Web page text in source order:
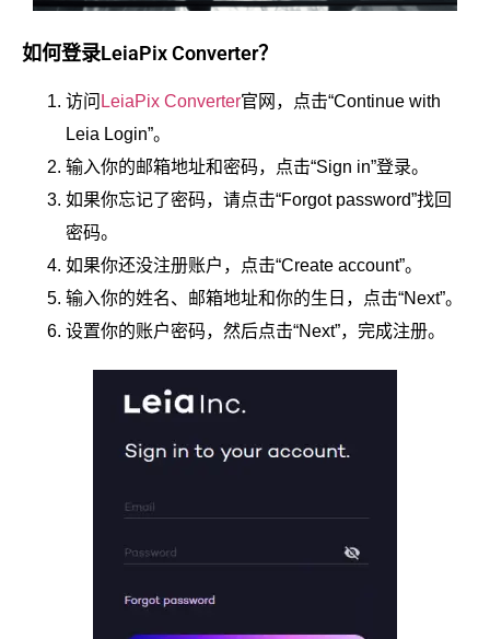
如何登录LeiaPix Converter？
访问 LeiaPix Converter官网，点击“Continue with
Leia Login”。
输入你的邮箱地址和密码，点击“Sign in”登录。
如果你忘记了密码，请点击“Forgot password”找回
密码。
如果你还没注册账户，点击“Create account”。
输入你的姓名、邮箱地址和你的生日，点击“Next”。
设置你的账户密码，然后点击“Next”，完成注册。